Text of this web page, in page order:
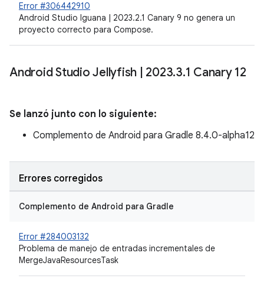
Error #306442910
Android Studio Iguana | 2023.2.1 Canary 9 no genera un
proyecto correcto para Compose.
Android Studio Jellyfish 2023.3.1 Canary 12
Se lanzó junto con lo siguiente:
Complemento de Android para Gradle 8.4.0-alpha12
Errores corregidos
Complemento de Android para Gradle
Error #284003132
Problema de manejo de entradas incrementales de
MergeJavaResourcesTask